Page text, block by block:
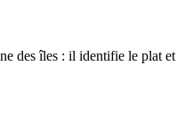
des îles : il identifie le plat et